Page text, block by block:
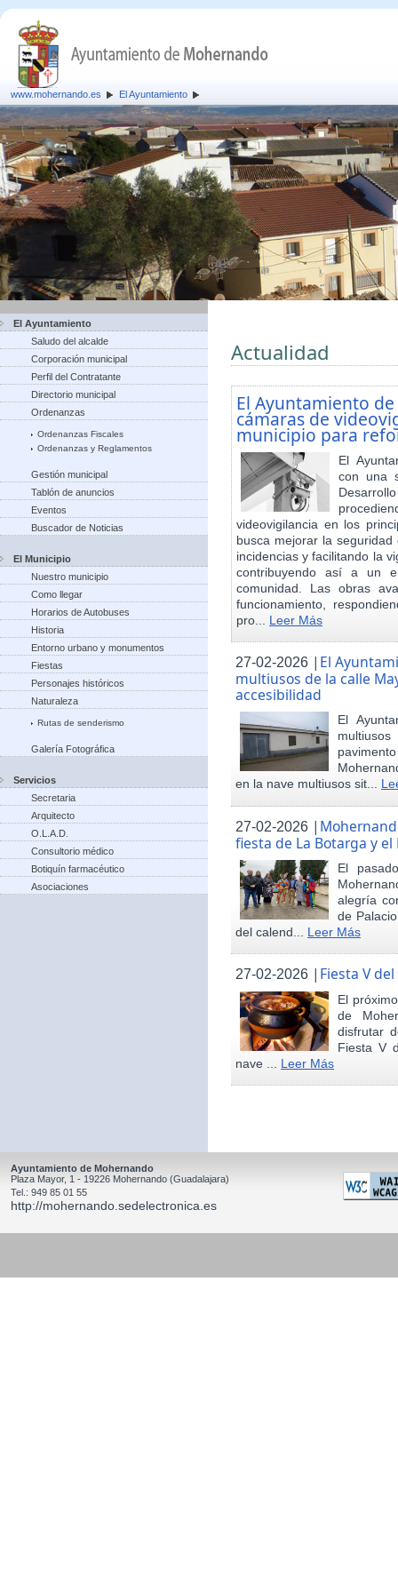
www.mohernando.es El Ayuntamiento
El Ayuntamiento
Saludo del alcalde
Corporación municipal
Perfil del Contratante
Directorio municipal
Ordenanzas
Ordenanzas Fiscales
Ordenanzas y Reglamentos
Gestión municipal
Tablón de anuncios
Eventos
Buscador de Noticias
El Municipio
Nuestro municipio
Como llegar
Horarios de Autobuses
Historia
Entorno urbano y monumentos
Fiestas
Personajes históricos
Naturaleza
Rutas de senderismo
Galería Fotográfica
Servicios
Secretaria
Arquitecto
O.L.A.D.
Consultorio médico
Botiquín farmacéutico
Asociaciones
Actualidad
El Ayuntamiento
cámaras de
municipio para
El
con una
videovigilancia en los
busca mejorar la
incidencias y facilitando la
contribuyendo así a un
comunidad. Las obras
funcionamiento,
pro... Leer Más
27-02-2026 | El
multiusos de la calle
accesibilidad
El
en la nave multiusos sit...
27-02-2026 |
fiesta de La Botarga y
El
alegría
de
del calend... Leer Más
27-02-2026 | Fiesta V
El
de
disfrutar
Fiesta V
nave ... Leer Más
Ayuntamiento de Mohernando
Plaza Mayor, 1 - 19226 Mohernando (Guadalajara)
Tel.: 949 85 01 55
http://mohernando.sedelectronica.es